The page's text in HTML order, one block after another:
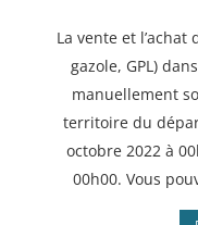
La vente et
gazole, GPL)
manuellement
territoire du
octobre 2022 à
00h00. Vous